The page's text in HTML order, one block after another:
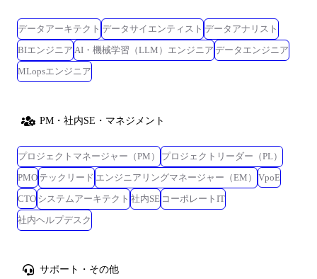
データアーキテクト データサイエンティスト データアナリスト
BIエンジニア AI・機械学習（LLM）エンジニア データエンジニア
MLopsエンジニア
PM・社内SE・マネジメント
プロジェクトマネージャー（PM）
プロジェクトリーダー（PL）
PMO テックリード エンジニアリングマネージャー（EM）
VpoE
CTO システムアーキテクト 社内SE コーポレートIT
社内ヘルプデスク
サポート・その他